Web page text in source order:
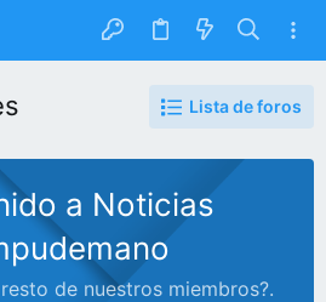
Lista de foros
a Noticias
de nuestros miembros?.